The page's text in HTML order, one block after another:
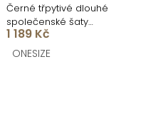
Černé třpytivé dlouhé
společenské šaty
ZUNETRA s výstřihem
1 189 Kč
ONESIZE